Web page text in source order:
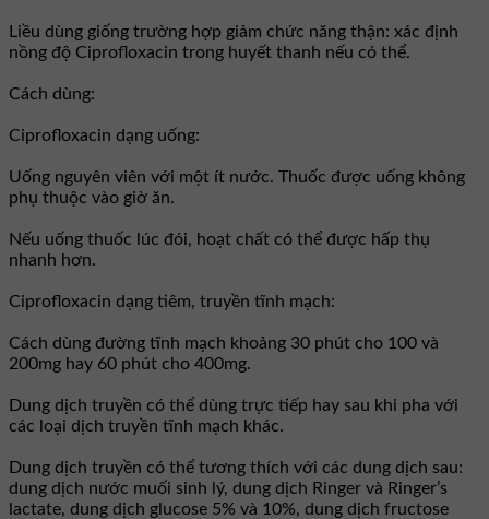
Liều dùng giống trường hợp giảm chức năng thận: xác định
nồng độ Ciprofloxacin trong huyết thanh nếu có thể.
Cách dùng:
Ciprofloxacin dạng uống:
Uống nguyên viên với một ít nước. Thuốc được uống không
phụ thuộc vào giờ ăn.
Nếu uống thuốc lúc đói, hoạt chất có thể được hấp thụ
nhanh hơn.
Ciprofloxacin dạng tiêm, truyền tĩnh mạch:
Cách dùng đường tĩnh mạch khoảng 30 phút cho 100 và
200mg hay 60 phút cho 400mg.
Dung dịch truyền có thể dùng trực tiếp hay sau khi pha với
các loại dịch truyền tĩnh mạch khác.
Dung dịch truyền có thể tương thích với các dung dịch sau:
dung dịch nước muối sinh lý, dung dịch Ringer và Ringer’s
lactate, dung dịch glucose 5% và 10%, dung dịch fructose